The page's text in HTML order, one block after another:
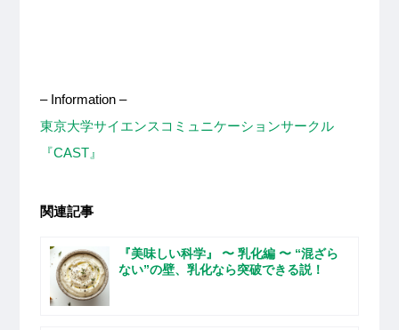
– Information –
東京大学サイエンスコミュニケーションサークル
『CAST』
関連記事
『美味しい科学』 〜 乳化編 〜 “混ざら
ない”の壁、乳化なら突破できる説！